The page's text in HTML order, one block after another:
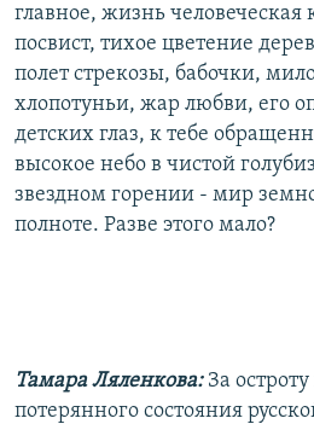
главное, жизнь человеческая
посвист, тихое цветение
полет стрекозы, бабочки,
хлопотуньи, жар любви, его
детских глаз, к тебе
высокое небо в чистой
звездном горении - мир
полноте. Разве этого мало?
Тамара Ляленкова: За
потерянного состояния